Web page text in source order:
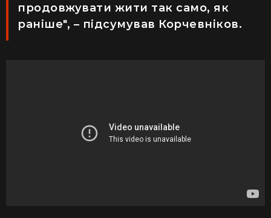
продовжувати жити так само, як
раніше", – підсумував Корчевніков.